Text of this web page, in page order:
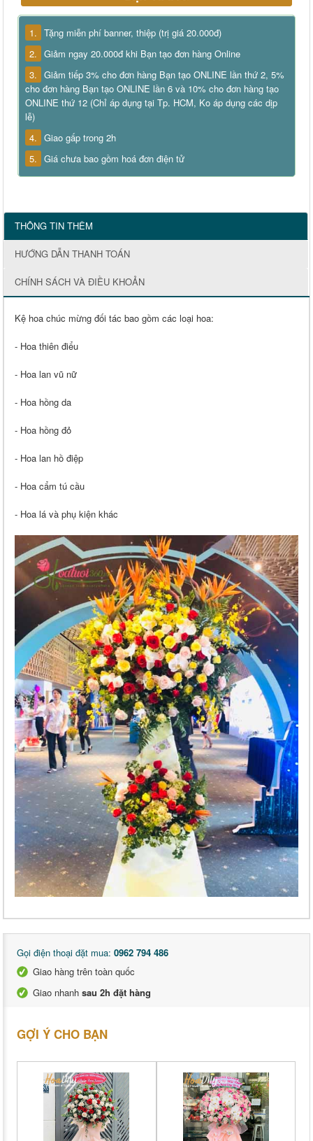
1. Tặng miễn phí banner, thiệp (trị giá 20.000đ)
2. Giảm ngay 20.000đ khi Bạn tạo đơn hàng Online
3. Giảm tiếp 3% cho đơn hàng Bạn tạo ONLINE lần thứ 2, 5%
cho đơn hàng Bạn tạo ONLINE lần 6 và 10% cho đơn hàng tạo
ONLINE thứ 12 (Chỉ áp dụng tại Tp. HCM, Ko áp dụng các dịp
lễ)
4. Giao gấp trong 2h
5. Giá chưa bao gồm hoá đơn điện tử
THÔNG TIN THÊM
HƯỚNG DẪN THANH TOÁN
CHÍNH SÁCH VÀ ĐIỀU KHOẢN
Kệ hoa chúc mừng đối tác bao gồm các loại hoa:
- Hoa thiên điểu
- Hoa lan vũ nữ
- Hoa hồng da
- Hoa hồng đỏ
- Hoa lan hồ điệp
- Hoa cẩm tú cầu
- Hoa lá và phụ kiện khác
Gọi điện thoại đặt mua: 0962 794 486
Giao hàng trên toàn quốc
Giao nhanh sau 2h đặt hàng
GỢI Ý CHO BẠN